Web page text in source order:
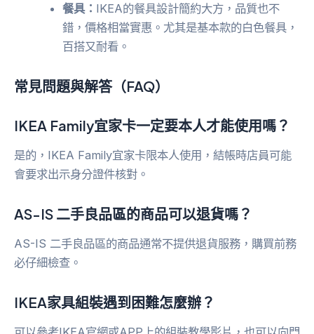
餐具： IKEA的餐具設計簡約大方，品質也不
錯，價格相當實惠。尤其是基本款的白色餐具，
百搭又耐看。
常見問題與解答（FAQ）
IKEA Family宜家卡一定要本人才能使用嗎？
是的，IKEA Family宜家卡限本人使用，結帳時店員可能
會要求出示身分證件核對。
AS-IS 二手良品區的商品可以退貨嗎？
AS-IS 二手良品區的商品通常不提供退貨服務，購買前務
必仔細檢查。
IKEA家具組裝遇到困難怎麼辦？